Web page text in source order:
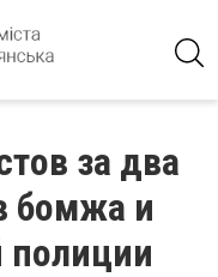
за два
бомжа и
полиции